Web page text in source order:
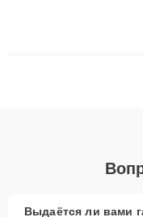
сохранением гарантии
Выдаётся ли вами